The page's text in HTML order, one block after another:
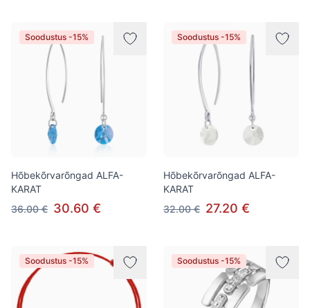
Soodustus -15%
Hõbekõrvarõngad ALFA-
KARAT
36.00 € 30.60 €
Soodustus -15%
Hõbekõrvarõngad ALFA-
KARAT
32.00 € 27.20 €
Soodustus -15% Soodustus -15%